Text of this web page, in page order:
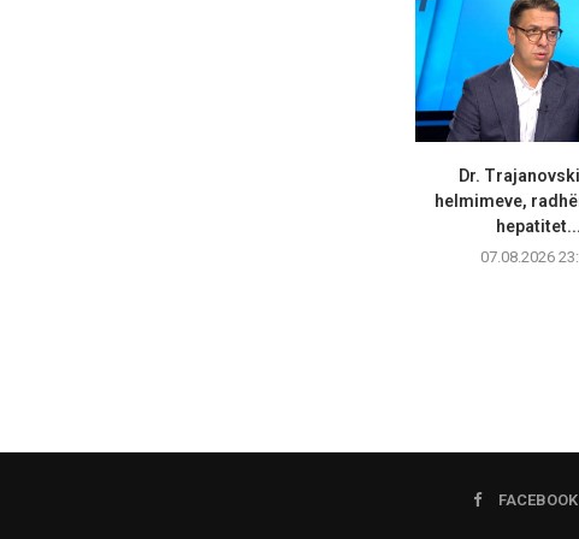
Dr.
helmimeve,
hepatitet...
07.08.2026
FACEBOOK